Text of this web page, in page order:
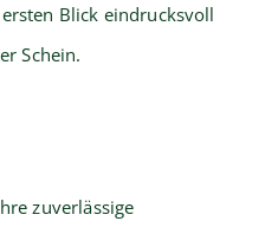
Blick eindrucksvoll
Schein.
zuverlässige